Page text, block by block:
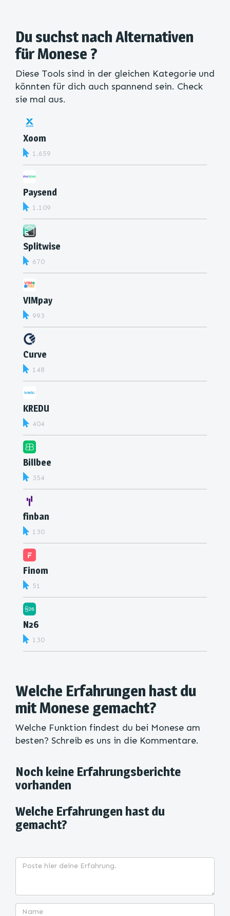
Du suchst nach Alternativen
für Monese ?
Diese Tools sind in der gleichen Kategorie und
könnten für dich auch spannend sein. Check
sie mal aus.
Xoom
1.659
Paysend
1.109
Splitwise
670
VIMpay
993
Curve
148
KREDU
404
Billbee
354
finban
130
Finom
51
N26
130
Welche Erfahrungen hast du
mit Monese gemacht?
Welche Funktion findest du bei Monese am
besten? Schreib es uns in die Kommentare.
Noch keine Erfahrungsberichte
vorhanden
Welche Erfahrungen hast du
gemacht?